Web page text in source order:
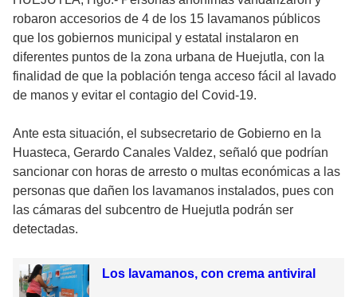
robaron accesorios de 4 de los 15 lavamanos públicos
que los gobiernos municipal y estatal instalaron en
diferentes puntos de la zona urbana de Huejutla, con la
finalidad de que la población tenga acceso fácil al lavado
de manos y evitar el contagio del Covid-19.
Ante esta situación, el subsecretario de Gobierno en la
Huasteca, Gerardo Canales Valdez, señaló que podrían
sancionar con horas de arresto o multas económicas a las
personas que dañen los lavamanos instalados, pues con
las cámaras del subcentro de Huejutla podrán ser
detectadas.
Los lavamanos, con crema antiviral